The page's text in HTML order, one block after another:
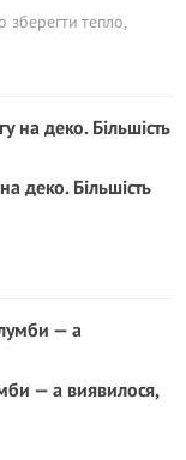
тепло,
деко. Більшість
— а виявилося,